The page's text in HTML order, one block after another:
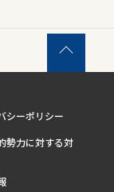
シーポリシー
勢力に対する対